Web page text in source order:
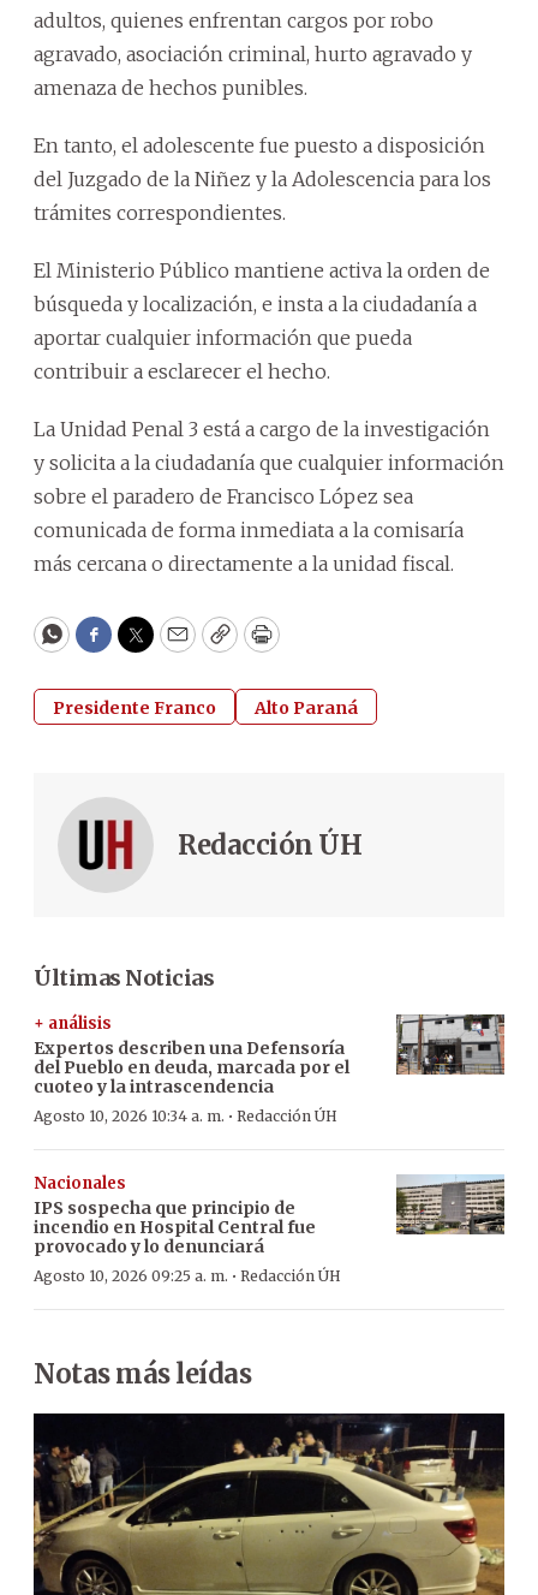
adultos, quienes enfrentan cargos por robo
agravado, asociación criminal, hurto agravado y
amenaza de hechos punibles.
En tanto, el adolescente fue puesto a disposición
del Juzgado de la Niñez y la Adolescencia para los
trámites correspondientes.
El Ministerio Público mantiene activa la orden de
búsqueda y localización, e insta a la ciudadanía a
aportar cualquier información que pueda
contribuir a esclarecer el hecho.
La Unidad Penal 3 está a cargo de la investigación
y solicita a la ciudadanía que cualquier información
sobre el paradero de Francisco López sea
comunicada de forma inmediata a la comisaría
más cercana o directamente a la unidad fiscal.
WhatsApp
Facebook
Twitter
EmailCopyPrint
Presidente Franco Alto Paraná
Redacción ÚH
Últimas Noticias
+ análisis
Expertos describen una Defensoría
del Pueblo en deuda, marcada por el
cuoteo y la intrascendencia
Agosto 10, 2026 10:34 a. m. · Redacción ÚH
Nacionales
IPS sospecha que principio de
incendio en Hospital Central fue
provocado y lo denunciará
Agosto 10, 2026 09:25 a. m. · Redacción ÚH
Notas más leídas